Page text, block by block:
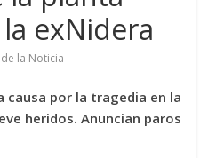
exNidera
la Noticia
causa por la tragedia en la
heridos. Anuncian paros